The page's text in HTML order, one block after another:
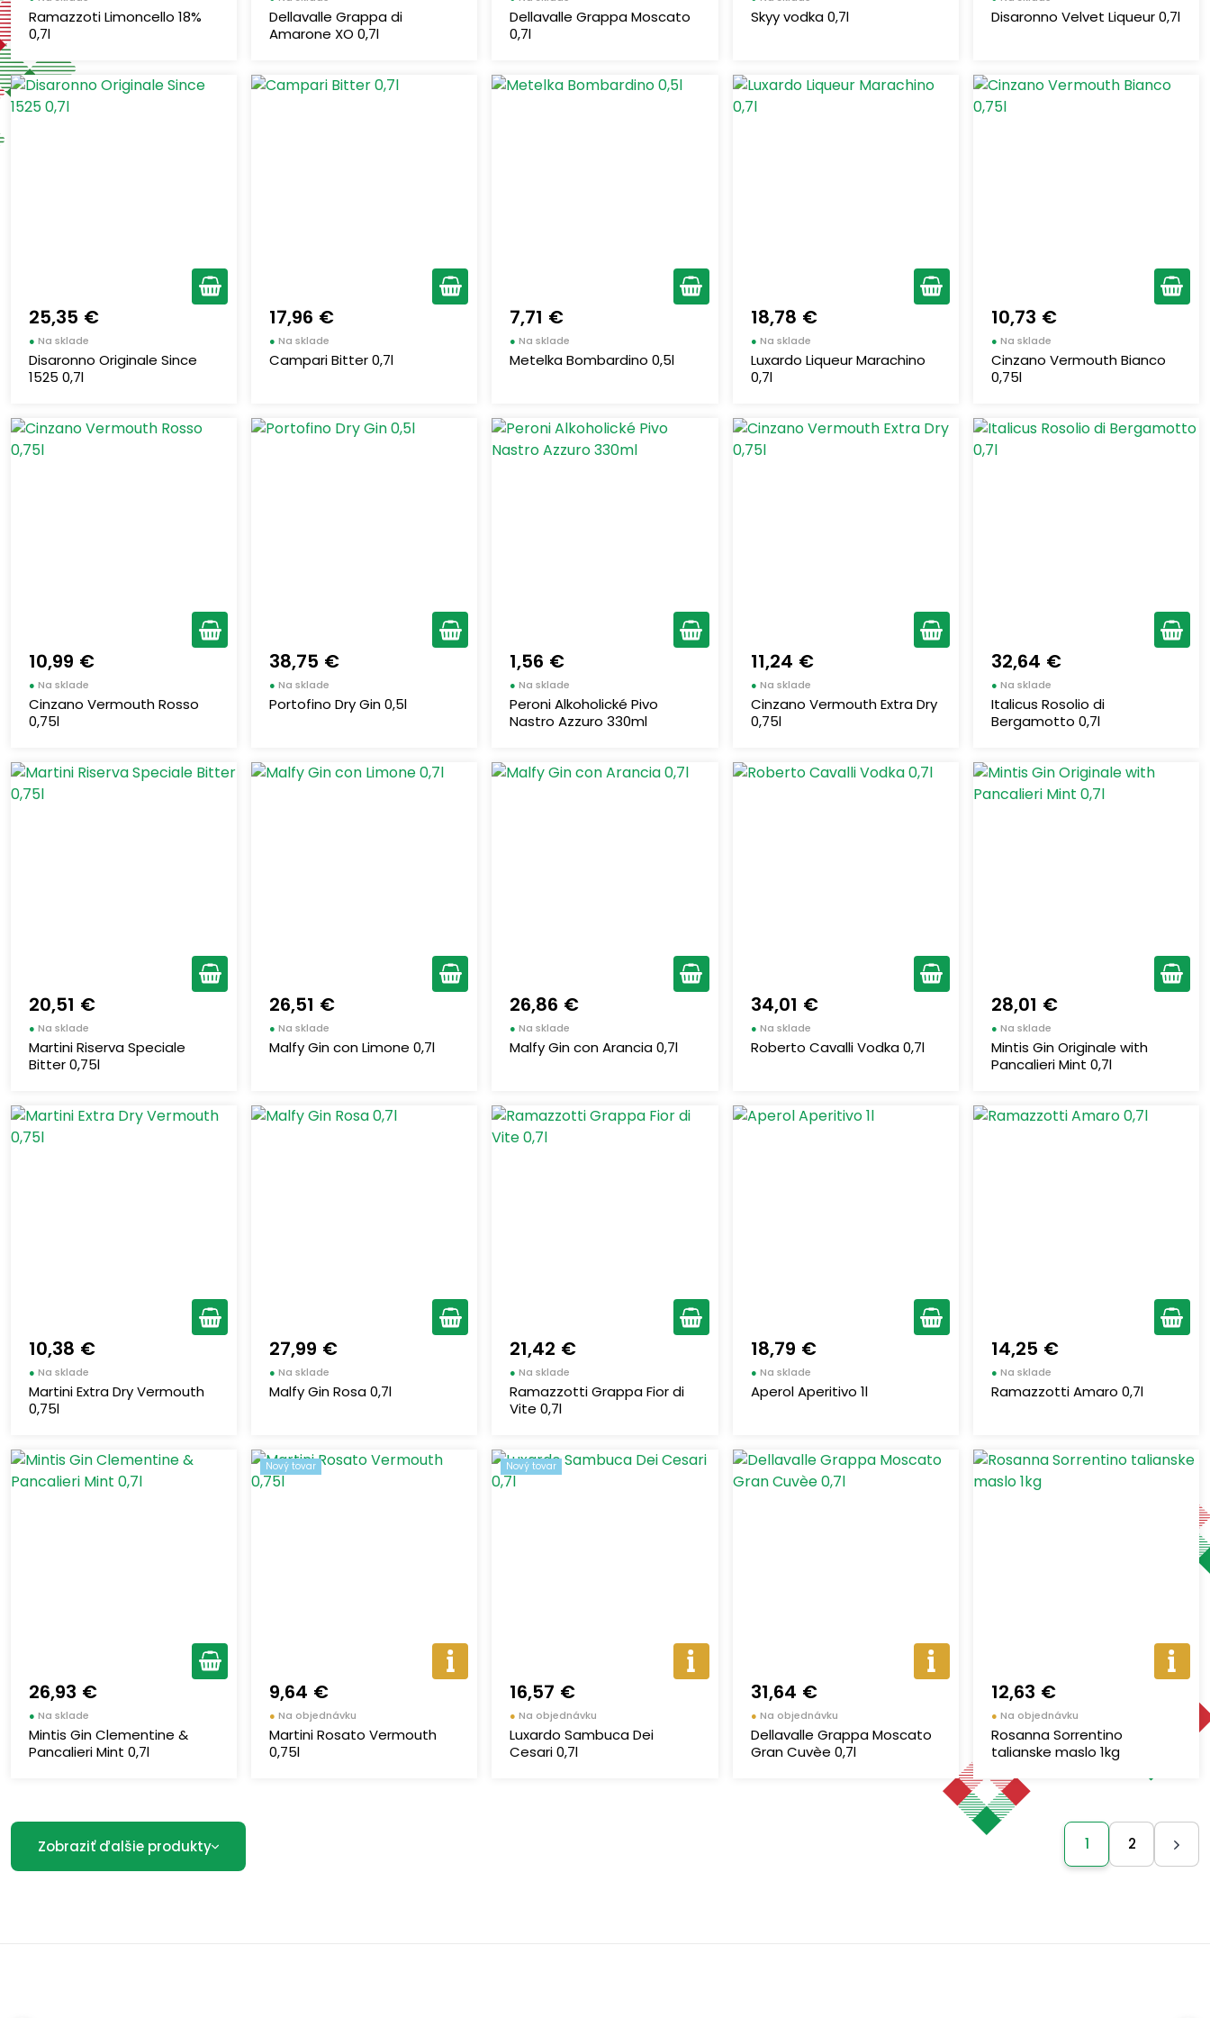
ROSSANA (1)
Ramazzoti Limoncello 18%
0,7l
Dellavalle Grappa di
Amarone XO 0,7l
Dellavalle Grappa Moscato
0,7l
Skyy vodka 0,7l Disaronno Velvet Liqueur 0,7l
25,35 €
● Na sklade
Disaronno Originale Since
1525 0,7l
17,96 €
●Na sklade
Campari Bitter 0,7l
7,71 €
●Na sklade
Metelka Bombardino 0,5l
18,78 €
● Na sklade
Luxardo Liqueur Marachino
0,7l
10,73 €
● Na sklade
Cinzano Vermouth Bianco
0,75l
10,99 €
● Na sklade
Cinzano Vermouth Rosso
0,75l
38,75 €
●Na sklade
Portofino Dry Gin 0,5l
1,56 €
●Na sklade
Peroni Alkoholické Pivo
Nastro Azzuro 330ml
11,24 €
● Na sklade
Cinzano Vermouth Extra Dry
0,75l
32,64 €
● Na sklade
Italicus Rosolio di
Bergamotto 0,7l
20,51 €
● Na sklade
Martini Riserva Speciale
Bitter 0,75l
26,51 €
●Na sklade
Malfy Gin con Limone 0,7l
26,86 €
●Na sklade
Malfy Gin con Arancia 0,7l
34,01 €
● Na sklade
Roberto Cavalli Vodka 0,7l
28,01 €
● Na sklade
Mintis Gin Originale with
Pancalieri Mint 0,7l
10,38 €
● Na sklade
Martini Extra Dry Vermouth
0,75l
27,99 €
●Na sklade
Malfy Gin Rosa 0,7l
21,42 €
●Na sklade
Ramazzotti Grappa Fior di
Vite 0,7l
18,79 €
● Na sklade
Aperol Aperitivo 1l
14,25 €
● Na sklade
Ramazzotti Amaro 0,7l
26,93 €
● Na sklade
Mintis Gin Clementine &
Pancalieri Mint 0,7l
Nový tovar
9,64 €
●Na objednávku
Martini Rosato Vermouth
0,75l
Nový tovar
16,57 €
●Na objednávku
Luxardo Sambuca Dei
Cesari 0,7l
31,64 €
● Na objednávku
Dellavalle Grappa Moscato
Gran Cuvèe 0,7l
12,63 €
● Na objednávku
Rosanna Sorrentino
talianske maslo 1kg
Zobraziť ďalšie produkty 1 2